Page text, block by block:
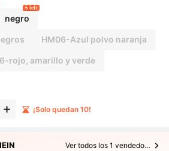
negro
6 left
HM06-Azul polvo naranja
rojo, amarillo y verde
¡Solo quedan 10!
Ver todos los 1 vendedores